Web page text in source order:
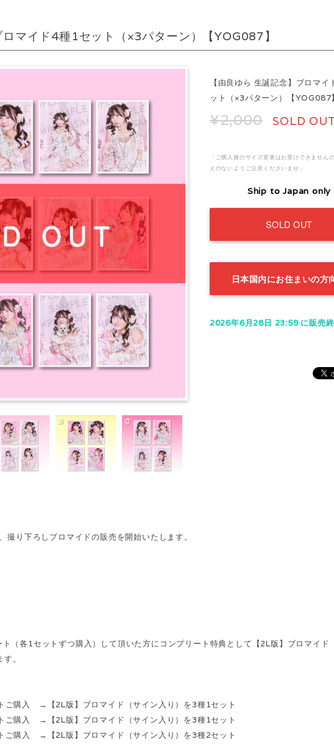
ロマイド4種1セット（×3パターン）【YOG087】
【由良ゆら 生誕記念】ブロマイ
ット（×3パターン）【YOG087】
¥2,000 SOLD
「ご購入後のサイズ変更はお受けできません
えのないようご注意くださいませ」
Ship to Japan only
SOLD OUT
日本国内にお住まいの方
2026年6月28日 23:59 に販売
撮り下ろしプロマイドの販売を開始いたします。
（各1セットずつ購入）して頂いた方にコンプリート特典として【2L版】ブロマイド
。
購入 →【2L版】ブロマイド（サイン入り）を3種1セット
購入 →【2L版】ブロマイド（サイン入り）を3種1セット
購入 →【2L版】ブロマイド（サイン入り）を3種2セット